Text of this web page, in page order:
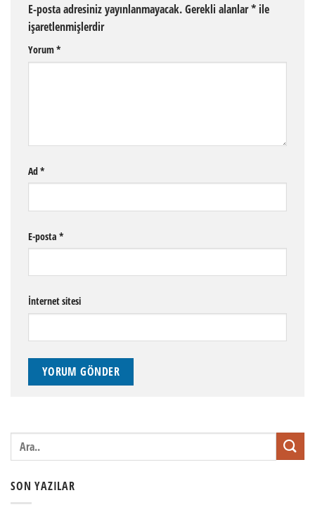
E-posta adresiniz yayınlanmayacak.Gerekli alanlar* ile
işaretlenmişlerdir
Yorum*
Ad*
E-posta *
İnternet sitesi
SON YAZILAR